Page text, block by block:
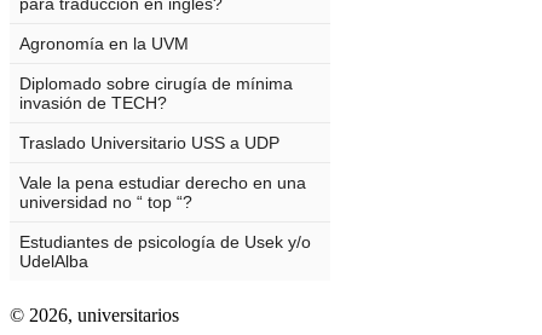
© 2026, universitarios